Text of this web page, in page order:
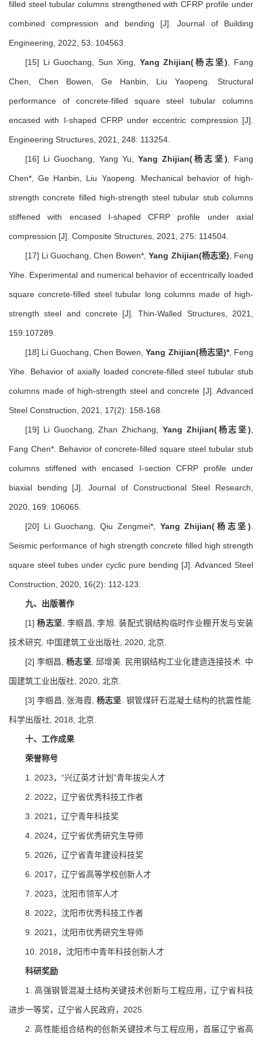
filled steel tubular columns strengthened with CFRP profile under
combined compression and bending [J]. Journal of Building
Engineering, 2022, 53: 104563.
[15] Li Guochang, Sun Xing, Yang Zhijian(杨志坚) , Fang
Chen, Chen Bowen, Ge Hanbin, Liu Yaopeng. Structural
performance of concrete-filled square steel tubular columns
encased with I-shaped CFRP under eccentric compression [J].
Engineering Structures, 2021, 248: 113254.
[16] Li Guochang, Yang Yu, Yang Zhijian(杨志坚) , Fang
Chen*, Ge Hanbin, Liu Yaopeng. Mechanical behavior of high-
strength concrete filled high-strength steel tubular stub columns
stiffened with encased I-shaped CFRP profile under axial
compression [J]. Composite Structures, 2021, 275: 114504.
[17] Li Guochang, Chen Bowen*,Yang Zhijian(杨志坚) , Feng
Yihe. Experimental and numerical behavior of eccentrically loaded
square concrete-filled steel tubular long columns made of high-
strength steel and concrete [J]. Thin-Walled Structures, 2021,
159:107289.
[18] Li Guochang, Chen Bowen,Yang Zhijian(杨志坚)*, Feng
Yihe. Behavior of axially loaded concrete-filled steel tubular stub
columns made of high-strength steel and concrete [J]. Advanced
Steel Construction, 2021, 17(2): 158-168.
[19] Li Guochang, Zhan Zhichang, Yang Zhijian(杨志坚)
Fang Chen*. Behavior of concrete-filled square steel tubular stub
columns stiffened with encased I-section CFRP profile under
biaxial bending [J]. Journal of Constructional Steel Research,
2020, 169: 106065.
[20] Li Guochang, Qiu Zengmei*, Yang Zhijian(杨志坚)
Seismic performance of high strength concrete filled high strength
square steel tubes under cyclic pure bending [J]. Advanced Steel
Construction, 2020, 16(2): 112-123.
九、出版著作
[1]杨志坚 , 李帼昌, 李旭. 装配式钢结构临时作业棚开发与安装
技术研究. 中国建筑工业出版社, 2020, 北京.
[2] 李帼昌,杨志坚, 邱增美. 民用钢结构工业化建造连接技术. 中
国建筑工业出版社, 2020, 北京.
[3] 李帼昌, 张海霞, 杨志坚 . 钢管煤矸石混凝土结构的抗震性能.
科学出版社, 2018, 北京.
十、工作成果
荣誉称号
1. 2023，“兴辽英才计划”青年拔尖人才
2. 2022，辽宁省优秀科技工作者
3. 2021，辽宁青年科技奖
4. 2024，辽宁省优秀研究生导师
5. 2026，辽宁省青年建设科技奖
6. 2017，辽宁省高等学校创新人才
7. 2023，沈阳市领军人才
8. 2022，沈阳市优秀科技工作者
9. 2021，沈阳市优秀研究生导师
10. 2018，沈阳市中青年科技创新人才
科研奖励
1. 高强钢管混凝土结构关键技术创新与工程应用，辽宁省科技
进步一等奖，辽宁省人民政府，2025.
2. 高性能组合结构的创新关键技术与工程应用，首届辽宁省高